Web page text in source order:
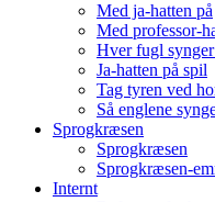
Med ja-hatten på
Med professor-
Hver fugl
Ja-hatten på spil
Tag tyren ved
Så englene
Sprogkræsen
Sprogkræsen
Sprogkræsen-
Internt